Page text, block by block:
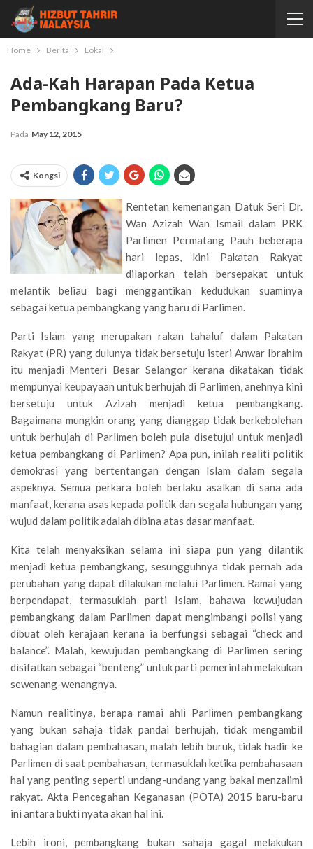
Home Berita Lokal
Ada-Kah Harapan Pada Ketua
Pembangkang Baru?
Pada May 12, 2015
Kongsi
Rentetan kemenangan Datuk Seri Dr.
Wan Azizah Wan Ismail dalam PRK
Parlimen Permatang Pauh beberapa
hari lepas, kini Pakatan Rakyat
dilaporkan telah bersepakat untuk
melantik beliau bagi menggantikan kedudukan suaminya
sebagai ketua pembangkang yang baru di Parlimen.
Parti Islam yang merupakan rakan tahaluf dalam Pakatan
Rakyat (PR) yang dulunya tidak bersetuju isteri Anwar Ibrahim
itu menjadi Menteri Besar Selangor kerana dikatakan tidak
mempunyai keupayaan untuk berhujah di Parlimen, anehnya kini
bersetuju untuk Azizah menjadi ketua pembangkang.
Bagaimana mungkin orang yang dianggap tidak berkebolehan
untuk berhujah di Parlimen boleh pula disetujui untuk menjadi
ketua pembangkang di Parlimen? Apa pun, inilah realiti politik
demokrasi yang bertentangan dengan Islam dalam segala
aspeknya. Semua perkara boleh berlaku asalkan di sana ada
manfaat, kerana asas kepada politik dan segala hubungan yang
wujud dalam politik adalah dibina atas dasar manfaat.
Kita telah menyaksikan selama ini siapa pun yang dilantik
menjadi ketua pembangkang, sesungguhnya tidak pernah ada
perubahan yang dapat dilakukan melalui Parlimen. Ramai yang
berpendapat, termasuklah parti Islam, bahawa kewujudan
pembangkang dalam Parlimen dapat mengimbangi polisi yang
dibuat oleh kerajaan kerana ia berfungsi sebagai “check and
balance”. Malah, kewujudan pembangkang di Parlimen sering
disifatkan sebagai “benteng” untuk parti pemerintah melakukan
sewenang-wenangnya.
Namun realitinya, berapa ramai ahli Parlimen pembangkang
yang bukan sahaja tidak pandai berhujah, tidak mengambil
bahagian dalam pembahasan, malah lebih buruk, tidak hadir ke
Parlimen di saat pembahasan, termasuklah ketika pembahasaan
hal yang penting seperti undang-undang yang bakal menzalimi
rakyat. Akta Pencegahan Keganasan (POTA) 2015 baru-baru
ini antara bukti nyata akan hal ini.
Lebih ironi, pembangkang bukan sahaja gagal melakukan